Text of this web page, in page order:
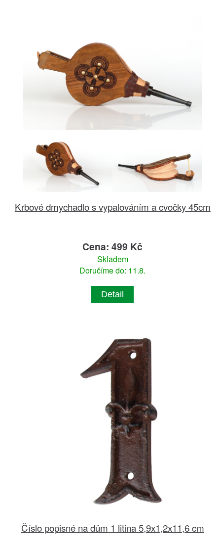
Krbové dmychadlo s vypalováním a cvočky 45cm
Cena: 499 Kč
Skladem
Doručíme do: 11.8.
Detail
Číslo popisné na dům 1 litina 5,9x1,2x11,6 cm